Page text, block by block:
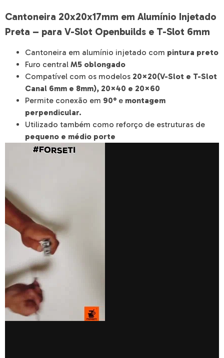
Cantoneira 20x20x17mm em Alumínio Injetado
Preta – para V-Slot Openbuilds e T-Slot 6mm
Cantoneira em alumínio injetado com pintura preto
Furo central M5 oblongado
Compatível com os modelos 20×20(V-Slot e T-Slot
Canal 6mm e 8mm), 20×40 e 20×60
Permite conexão em 90° e montagem
perpendicular.
Utilizado também como reforço de estruturas de
pequeno e médio porte